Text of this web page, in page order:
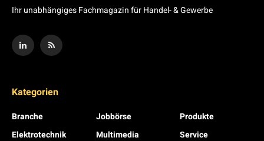
Ihr unabhängiges Fachmagazin für Handel- & Gewerbe
Kategorien
Branche
Elektrotechnik
Jobbörse
Multimedia
Produkte
Service